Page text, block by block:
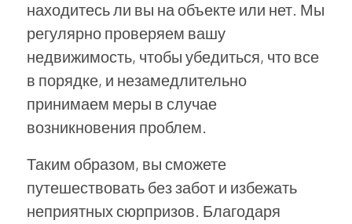
находитесь ли вы на объекте или нет. Мы
регулярно проверяем вашу
недвижимость, чтобы убедиться, что все
в порядке, и незамедлительно
принимаем меры в случае
возникновения проблем.
Таким образом, вы сможете
путешествовать без забот и избежать
неприятных сюрпризов. Благодаря